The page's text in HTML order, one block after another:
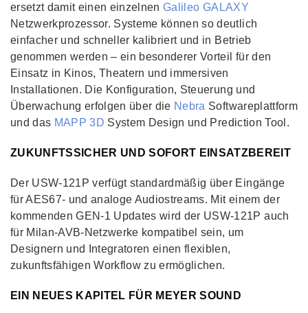
ersetzt damit einen einzelnenGalileo GALAXY
Netzwerkprozessor. Systeme können so deutlich
einfacher und schneller kalibriert und in Betrieb
genommen werden – ein besonderer Vorteil für den
Einsatz in Kinos, Theatern und immersiven
Installationen. Die Konfiguration, Steuerung und
Überwachung erfolgen über die Nebra Softwareplattform
und das MAPP 3D System Design und Prediction Tool.
ZUKUNFTSSICHER UND SOFORT EINSATZBEREIT
Der USW-121P verfügt standardmäßig über Eingänge
für AES67- und analoge Audiostreams. Mit einem der
kommenden GEN-1 Updates wird der USW-121P auch
für Milan-AVB-Netzwerke kompatibel sein, um
Designern und Integratoren einen flexiblen,
zukunftsfähigen Workflow zu ermöglichen.
EIN NEUES KAPITEL FÜR MEYER SOUND